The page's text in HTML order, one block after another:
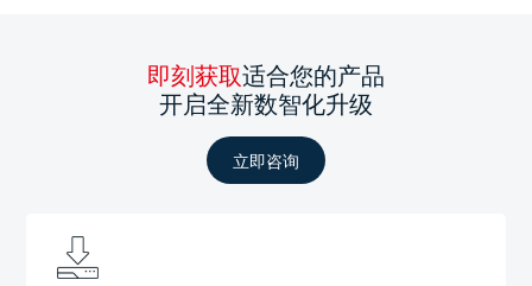
即刻获取适合您的产品
开启全新数智化升级
立即咨询